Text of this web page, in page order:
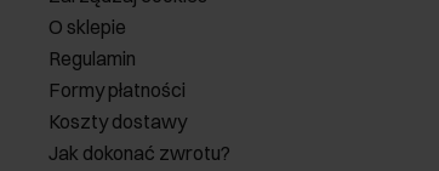
O sklepie
Regulamin
Formy płatności
Koszty dostawy
Jak dokonać zwrotu?